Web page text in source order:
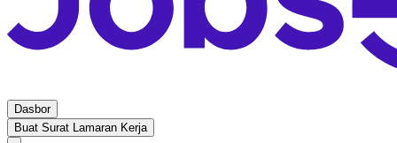
Dasbor
Buat Surat Lamaran Kerja